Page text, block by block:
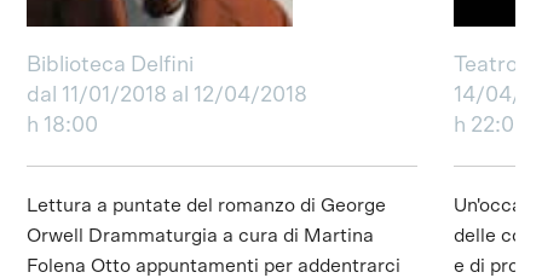
Biblioteca Delfini
dal 11/01/2018 al 12/04/2018
h 18:00
Lettura a puntate del romanzo di George
Orwell Drammaturgia a cura di Martina
Folena Otto appuntamenti per addentrarci
Teatro
14/04/
h 22:00
delle
e di